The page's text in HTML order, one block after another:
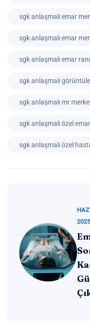
sgk anlaşmalı emar
sgk anlaşmalı emar
sgk anlaşmalı emar
sgk anlaşmalı
sgk anlaşmalı mr
sgk anlaşmalı özel
sgk anlaşmalı özel
2025